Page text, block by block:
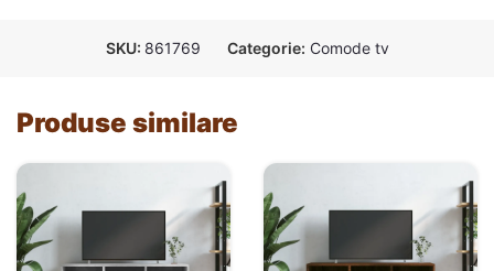
SKU: 861769 Categorie: Comode tv
Produse similare